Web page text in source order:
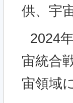
供、宇
2024
宙統合
宙領域